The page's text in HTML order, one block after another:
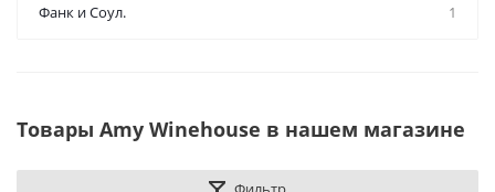
Фанк и Соул.
1
Товары Amy Winehouse в нашем магазине